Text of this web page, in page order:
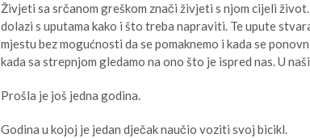
Živjeti sa srčanom greškom znači živjeti s njom cijeli
dolazi s uputama kako i što treba napraviti. Te upute
mjestu bez mogućnosti da se pomaknemo i kada se
kada sa strepnjom gledamo na ono što je ispred nas. U
Prošla je još jedna godina.
Godina u kojoj je jedan dječak naučio voziti svoj bicikl.